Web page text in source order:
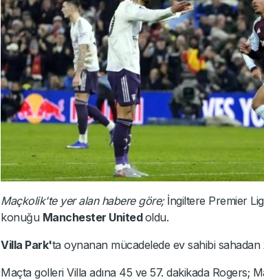
Maçkolik'te yer alan habere göre;İngiltere Premier
konuğu Manchester Unitedoldu.
Villa Park'ta oynanan mücadelede ev sahibi sahadan
Maçta golleri Villa adına 45 ve 57. dakikada Rogers;